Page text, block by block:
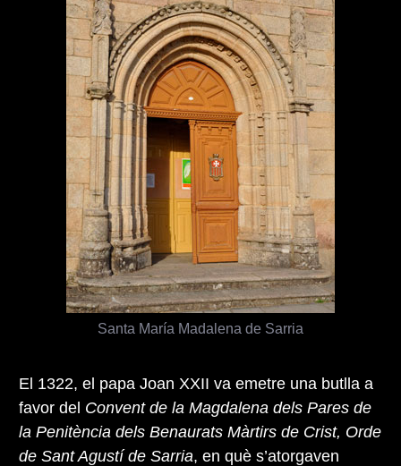
El 1322, el papa Joan XXII va emetre una butlla a
favor del Convent de la Magdalena dels Pares de
la Penitència dels Benaurats Màrtirs de Crist, Orde
de Sant Agustí de Sarria, en què s’atorgaven
Santa María Madalena de Sarria